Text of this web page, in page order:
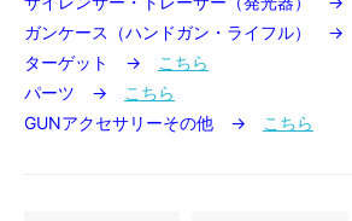
ガンケース（ハンドガン・ライフル） →
ターゲット →
こちら
パーツ →
こちら
GUNアクセサリーその他 →
こちら